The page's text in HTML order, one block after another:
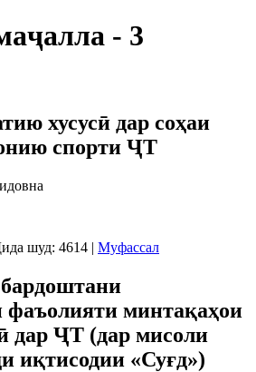
- 3
хусусӣ дар соҳаи
спорти ҶТ
шуд: 4614 | Муфассал
фаъолияти минтақаҳои
дар ҶТ (дар мисоли
иқтисодии «Суғд»)